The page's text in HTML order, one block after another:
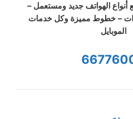
أنواع الهواتف جديد ومستعمل –
– خطوط مميزة وكل خدمات
الموبايل